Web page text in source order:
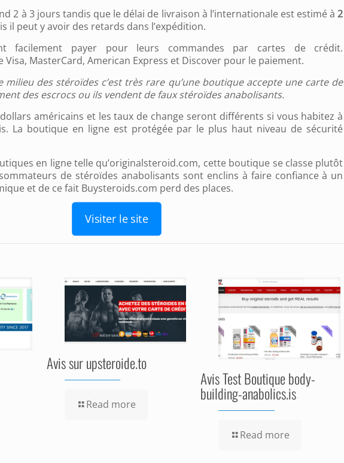
2 à 3 jours tandis que le délai de livraison à l’internationale est estimé à2
il peut y avoir des retards dans l’expédition.
facilement payer pour leurs commandes par cartes de crédit.
Visa, MasterCard, American Express et Discover pour le paiement.
milieu des stéroïdes c’est très rare qu’une boutique accepte une carte de
des escrocs ou ils vendent de faux stéroïdes anabolisants.
américains et les taux de change seront différents si vous habitez à
La boutique en ligne est protégée par le plus haut niveau de sécurité
en ligne telle qu’originalsteroid.com, cette boutique se classe plutôt
de stéroïdes anabolisants sont enclins à faire confiance à un
et de ce fait Buysteroids.com perd des places.
Visiter le site
Avis sur upsteroide.to
Read more
Avis Test Boutique body-
building-anabolics.is
Read more